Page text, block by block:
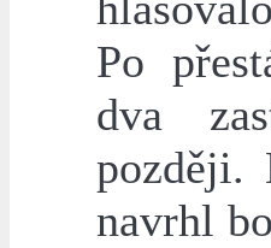
Po
dva
později.
navrhl